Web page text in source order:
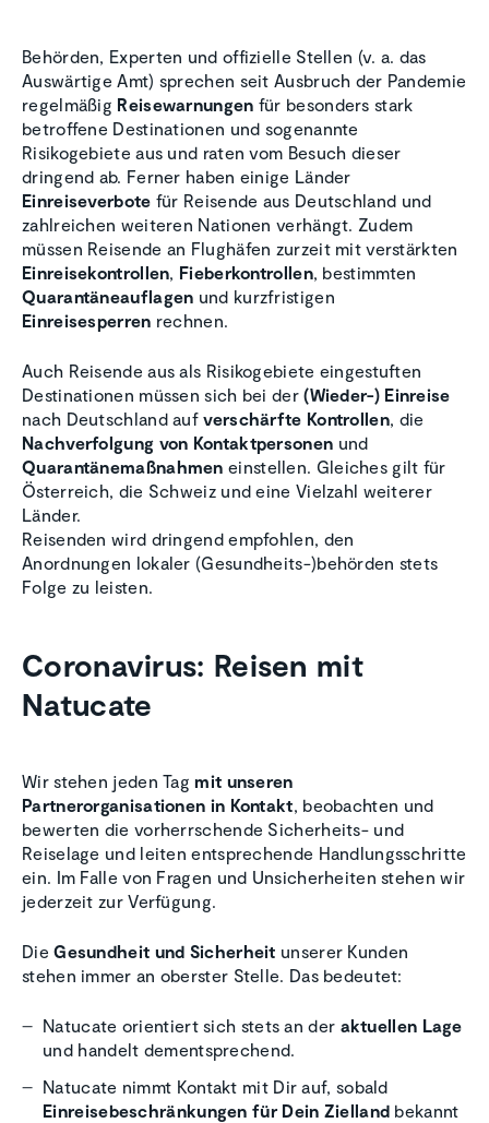
Behörden, Experten und offizielle Stellen (v. a. das
Auswärtige Amt) sprechen seit Ausbruch der Pandemie
regelmäßig Reisewarnungen für besonders stark
betroffene Destinationen und sogenannte
Risikogebiete aus und raten vom Besuch dieser
dringend ab. Ferner haben einige Länder
Einreiseverbote für Reisende aus Deutschland und
zahlreichen weiteren Nationen verhängt. Zudem
müssen Reisende an Flughäfen zurzeit mit verstärkten
Einreisekontrollen, Fieberkontrollen, bestimmten
Quarantäneauflagen und kurzfristigen
Einreisesperren rechnen.
Auch Reisende aus als Risikogebiete eingestuften
Destinationen müssen sich bei der(Wieder-) Einreise
nach Deutschland aufverschärfte Kontrollen, die
Nachverfolgung von Kontaktpersonen und
Quarantänemaßnahmen einstellen. Gleiches gilt für
Österreich, die Schweiz und eine Vielzahl weiterer
Länder.
Reisenden wird dringend empfohlen, den
Anordnungen lokaler (Gesundheits-)behörden stets
Folge zu leisten.
Coronavirus: Reisen mit
Natucate
Wir stehen jeden Tagmit unseren
Partnerorganisationen in Kontakt, beobachten und
bewerten die vorherrschende Sicherheits- und
Reiselage und leiten entsprechende Handlungsschritte
ein. Im Falle von Fragen und Unsicherheiten stehen wir
jederzeit zur Verfügung.
DieGesundheit und Sicherheit unserer Kunden
stehen immer an oberster Stelle. Das bedeutet:
Natucate orientiert sich stets an der aktuellen Lage
und handelt dementsprechend.
Natucate nimmt Kontakt mit Dir auf, sobald
Einreisebeschränkungen für Dein Zielland bekannt